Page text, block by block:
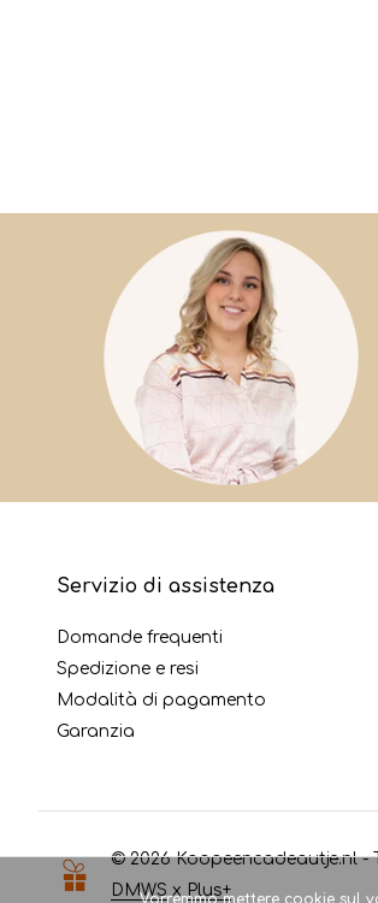
Servizio di assistenza
Domande frequenti
Spedizione e resi
Modalità di pagamento
Garanzia
© 2026 Koopeencadeautje.nl -
DMWS x Plus+
Vorremmo mettere cookie sul